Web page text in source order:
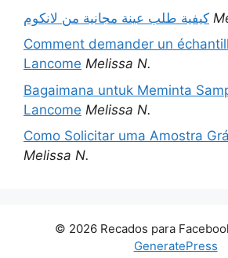
كيفية طلب عينة مجانية من لانكوم
Comment demander un
Lancome Melissa N.
Bagaimana untuk Meminta
Lancome Melissa N.
Como Solicitar uma Amostra
Melissa N.
© 2026 Recados para
GeneratePress